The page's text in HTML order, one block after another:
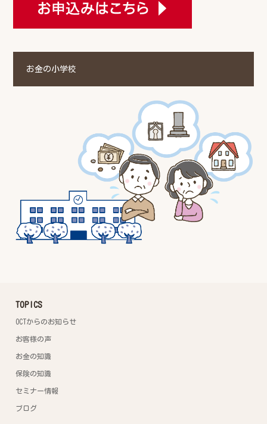
お金の小学校
TOPICS
OCTからのお知らせ
お客様の声
お金の知識
保険の知識
セミナー情報
ブログ